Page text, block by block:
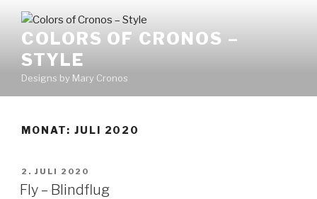
Inhalt
springen
COLORS OF CRONOS –
STYLE
Designs by Mary Cronos
MONAT: JULI 2020
VERÖFFENTLICHT
AM
2. JULI 2020
Fly – Blindflug